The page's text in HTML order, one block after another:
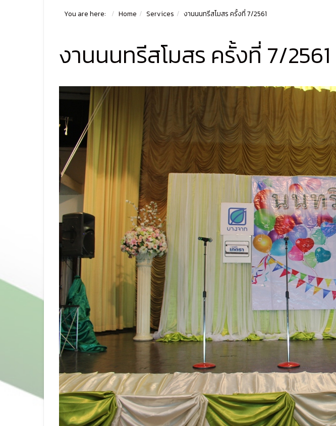
You are here: Home Services งานนนทรีสโมสร ครั้งที่ 7/2561
งานนนทรีสโมสร ครั้งที่ 7/2561